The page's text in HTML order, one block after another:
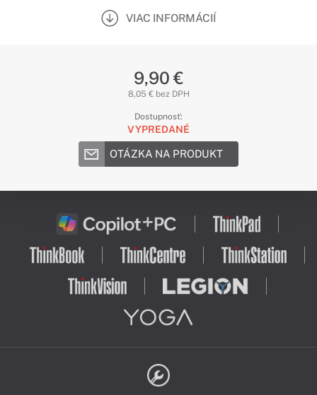
VIAC INFORMÁCIÍ
9,90 €
8,05 € bez DPH
Dostupnosť:
VYPREDANÉ
OTÁZKA NA PRODUKT